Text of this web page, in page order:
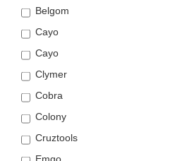
Belgom
Cayo
Cayo
Clymer
Cobra
Colony
Cruztools